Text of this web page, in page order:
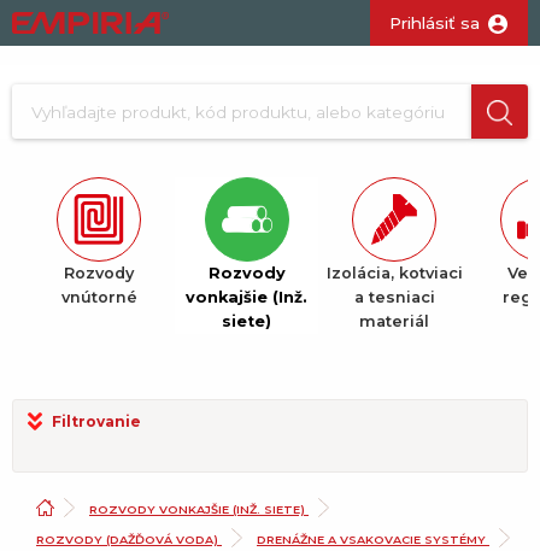
Prihlásiť sa
Rozvody
vnútorné
Rozvody
vonkajšie (Inž.
siete)
Izolácia, kotviaci
a tesniaci
materiál
Filtrovanie
ROZVODY VONKAJŠIE (INŽ. SIETE)
ROZVODY (DAŽĎOVÁ VODA)
DRENÁŽNE A VSAKOVACIE SYSTÉMY